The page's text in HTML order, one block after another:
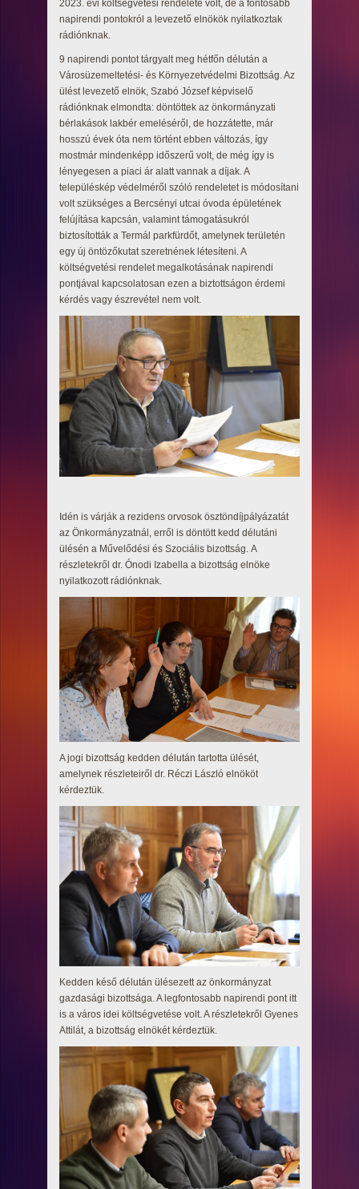
2023. évi költségvetési rendelete volt, de a fontosabb
napirendi pontokról a levezető elnökök nyilatkoztak
rádiónknak.
9 napirendi pontot tárgyalt meg hétfőn délután a
Városüzemeltetési- és Környezetvédelmi Bizottság. Az
ülést levezető elnök, Szabó József képviselő
rádiónknak elmondta: döntöttek az önkormányzati
bérlakások lakbér emeléséről, de hozzátette, már
hosszú évek óta nem történt ebben változás, így
mostmár mindenképp időszerű volt, de még így is
lényegesen a piaci ár alatt vannak a díjak. A
településkép védelméről szóló rendeletet is módosítani
volt szükséges a Bercsényi utcai óvoda épületének
felújítása kapcsán, valamint támogatásukról
biztosították a Termál parkfürdőt, amelynek területén
egy új öntözőkutat szeretnének létesíteni. A
költségvetési rendelet megalkotásának napirendi
pontjával kapcsolatosan ezen a biztottságon érdemi
kérdés vagy észrevétel nem volt.
Idén is várják a rezidens orvosok ösztöndíjpályázatát
az Önkormányzatnál, erről is döntött kedd délutáni
ülésén a Művelődési és Szociális bizottság. A
részletekről dr. Ónodi Izabella a bizottság elnöke
nyilatkozott rádiónknak.
A jogi bizottság kedden délután tartotta ülését,
amelynek részleteiről dr. Réczi László elnököt
kérdeztük.
Kedden késő délután ülésezett az önkormányzat
gazdasági bizottsága. A legfontosabb napirendi pont itt
is a város idei költségvetése volt. A részletekről Gyenes
Attilát, a bizottság elnökét kérdeztük.